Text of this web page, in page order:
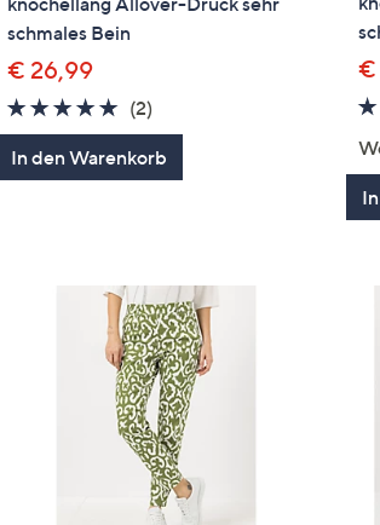
schmales Bein
€ 26,99
5.0
von
5
(2)
Bewertungen
In den Warenkorb
€